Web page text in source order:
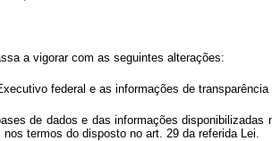
a vigorar com as seguintes alterações:
federal e as informações de
de dados e das informações
termos do disposto no art. 29 da referida Lei.